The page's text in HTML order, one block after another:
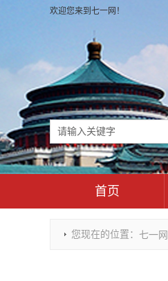
欢迎您来到七一网！
首页
您现在的位置： 七一网